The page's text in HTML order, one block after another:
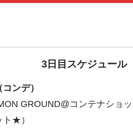
3日目スケジュール
ンデ）
GROUND@コンテナショ
ト★）